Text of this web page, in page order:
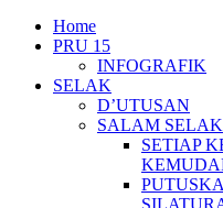
Home
PRU 15
INFOGRAFIK
SELAK
D’UTUSAN
SALAM SELAK
SETIAP